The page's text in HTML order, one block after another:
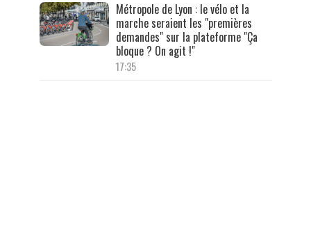
Métropole de Lyon : le vélo et la
marche seraient les "premières
demandes" sur la plateforme "Ça
bloque ? On agit !"
17:35